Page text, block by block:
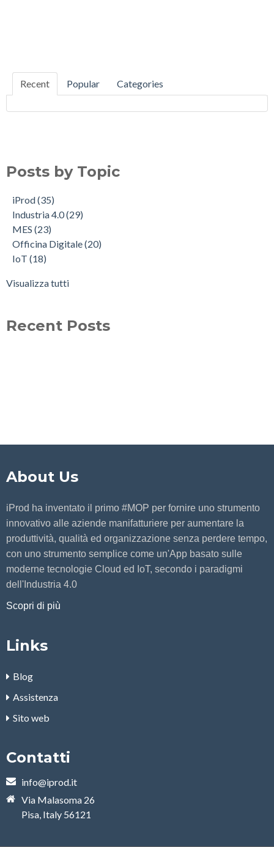
Recent Popular Categories
Posts by Topic
iProd(35)
Industria 4.0(29)
MES (23)
Officina Digitale(20)
IoT (18)
Visualizza tutti
Recent Posts
About Us
iProd ha inventato il primo #MOP per fornire uno strumento
innovativo alle aziende manifatturiere per aumentare la
produttività, qualità ed organizzazione senza perdere tempo,
con uno strumento semplice come un'App basato sulle
moderne tecnologie Cloud ed IoT, secondo i paradigmi
dell'Industria 4.0
Scopri di più
Links
Blog
Assistenza
Sito web
Contatti
info@iprod.it
Via Malasoma 26
Pisa, Italy 56121